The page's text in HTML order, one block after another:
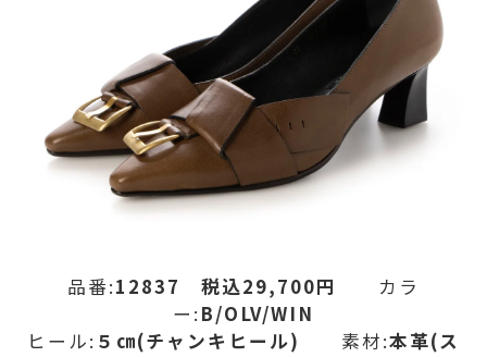
品番:12837 税込29,700円
カラ
ー: B/OLV/WIN
ヒール: ５㎝(チャンキヒール) 素材:本革(ス